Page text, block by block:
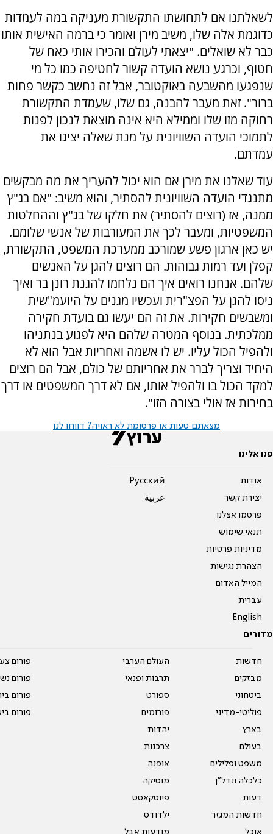
לשאלתנו אם לתחושתו התקשורת מעניקה במה לעמדות
כדוגמת אלה שלו, משיב מירן ואומר כי ברמה האישית אותו
כבר לא שואלים. "יצאתי לעולם והכירו אותי כאח של
חטוף, וכרגע נושא הועדה קשור לחטיפה כמו כל מי
שנפגעו מהשבעה באוקטובר, אבל זה נחשב כקשר פחות
ברור". זאת מעבר להבנה, גם שלו, שעמדת התקשורת
רחוקה מזו שלו וממילא היא אינה מוצאת לנכון לפנות
לתמוכי הועדה השוויונית על מנת שאלה יציגו את
עמדתם.
עוד שאלנו את מירן אם הוא יכול להעריך את מה מבקשים
מתנגדי הועדה השוויונית להסתיר, והוא משיב: "אם בג"ץ
ממנה, אז (רוצים להסתיר) את חלקו של בג"ץ וההחלטות
המשפטיות, ומעבר לכך את המעורבות של אנשי שלומם.
יש כאן ארגון פשע שמורכב ממערכת המשפט, התקשורת,
קפלן ועד רמות גבוהות. הם רוצים להגן על האנשים
שלהם. אנחנו רואים איך הם נלחמו להגנת רונן בר ואיך
ניסו להגן על הפצ"רית ועכשיו מגנים על היועמ"שית
ומשבשים חקירות. את זה הם יעשו גם בועדת חקירה
ממלכתית. בנוסף המטרה שלהם היא לפגוע בנתניהו
ולהפיל הכול עליו. יש לו אשמה ואחריות אבל הוא לא
היחיד וצריך לברר את אחריותם של כולם, אבל הם רוצים
למקד הכול בו ולהפיל אותו, אם לא דרך המשפטים או דרך
בחירות אז אולי בצורה הזו".
מצאתם טעות או פרסומת לא ראויה? דווחו לנו
פנו אלינו
אודות
יצירת קשר
פרסמו אצלנו
תנאי שימוש
מדיניות פרטיות
הצהרת נגישות
המייל האדום
עברית
English
Pусский
عربية
מדורים
חדשות
מבזקים
ביטחוני
פוליטי-מדיני
בארץ
בעולם
משפט ופלילים
כלכלה ונדל"ן
דעות
חדשות המגזר
אוכל
העולם הערבי
תרבות ופנאי
ספורט
פורומים
יהדות
צרכנות
אופנה
מוסיקה
פיוטקאסט
ילדודס
מודעות אבל
פורום
פורום
פורום
פורום